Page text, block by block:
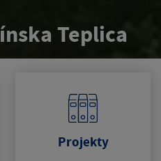
Teplica
Projekty